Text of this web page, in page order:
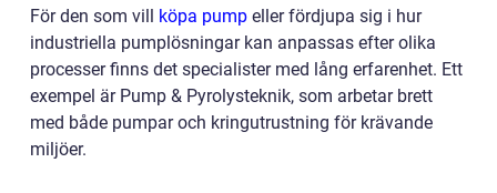
För den som vill köpa pump eller fördjupa sig i hur
industriella pumplösningar kan anpassas efter olika
processer finns det specialister med lång erfarenhet. Ett
exempel är Pump & Pyrolysteknik, som arbetar brett
med både pumpar och kringutrustning för krävande
miljöer.